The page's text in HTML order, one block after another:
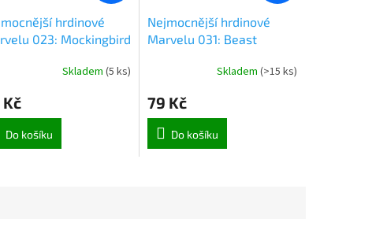
hrdinové
023: Mockingbird
Skladem(5 ks)
Do košíku
Nejmocnější hrdinové
Marvelu 031: Beast
Skladem (>15 ks)
79 Kč
Do košíku